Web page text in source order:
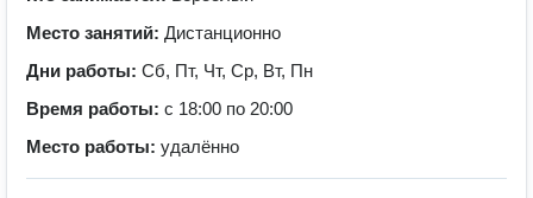
Место занятий: Дистанционно
Дни работы: Сб, Пт, Чт, Ср, Вт, Пн
Время работы: с 18:00 по 20:00
Место работы: удалённо